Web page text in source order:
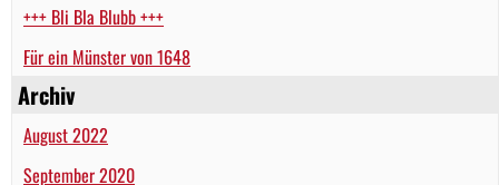
+++ Bli Bla Blubb +++
Für ein Münster von 1648
Archiv
August 2022
September 2020